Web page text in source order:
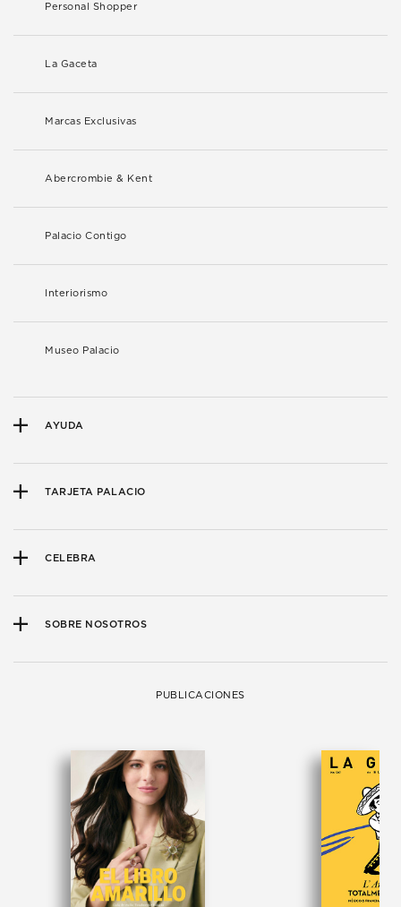
Personal Shopper
La Gaceta
Marcas Exclusivas
Abercrombie & Kent
Palacio Contigo
Interiorismo
Museo Palacio
AYUDA
TARJETA PALACIO
CELEBRA
SOBRE NOSOTROS
PUBLICACIONES